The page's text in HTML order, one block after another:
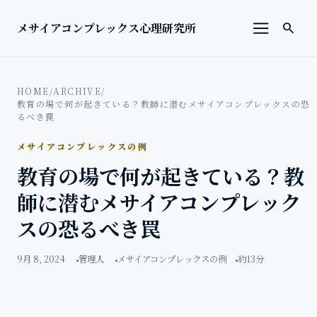
メサイアコンプレックス心理研究所
メニュー
検索を
search
HOME/ARCHIVE/
教育の場で何が起きている？教師に潜むメサイアコンプレックスの恐
るべき罠
メサイアコンプレックスの例
教育の場で何が起きている？教
師に潜むメサイアコンプレック
スの恐るべき罠
9月 8, 2024 管理人 メサイアコンプレックスの例 約13分